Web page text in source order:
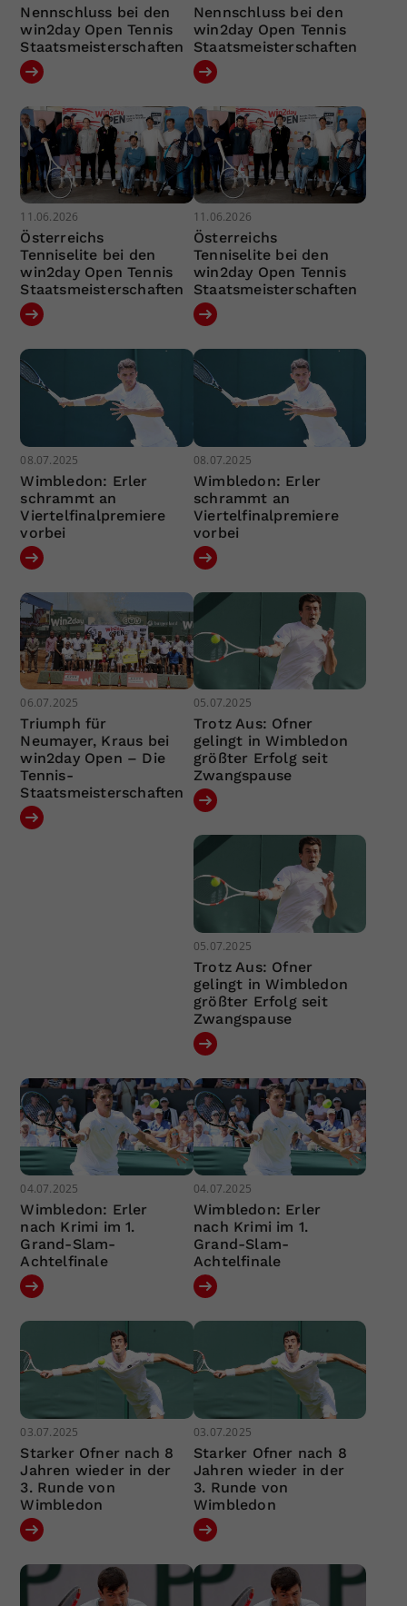
Nennschluss bei den
win2day Open Tennis
Staatsmeisterschaften
Nennschluss bei den
win2day Open Tennis
Staatsmeisterschaften
11.06.2026
Österreichs
Tenniselite bei den
win2day Open Tennis
Staatsmeisterschaften
11.06.2026
Österreichs
Tenniselite bei den
win2day Open Tennis
Staatsmeisterschaften
08.07.2025
Wimbledon: Erler
schrammt an
Viertelfinalpremiere
vorbei
08.07.2025
Wimbledon: Erler
schrammt an
Viertelfinalpremiere
vorbei
06.07.2025
Triumph für
Neumayer, Kraus bei
win2day Open – Die
Tennis-
Staatsmeisterschaften
05.07.2025
Trotz Aus: Ofner
gelingt in Wimbledon
größter Erfolg seit
Zwangspause
05.07.2025
Trotz Aus: Ofner
gelingt in Wimbledon
größter Erfolg seit
Zwangspause
04.07.2025
Wimbledon: Erler
nach Krimi im 1.
Grand-Slam-
Achtelfinale
04.07.2025
Wimbledon: Erler
nach Krimi im 1.
Grand-Slam-
Achtelfinale
03.07.2025
Starker Ofner nach 8
Jahren wieder in der
3. Runde von
Wimbledon
03.07.2025
Starker Ofner nach 8
Jahren wieder in der
3. Runde von
Wimbledon